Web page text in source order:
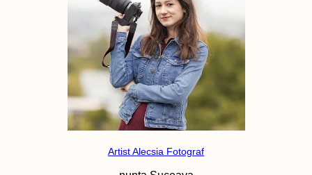
Artist Alecsia Fotograf